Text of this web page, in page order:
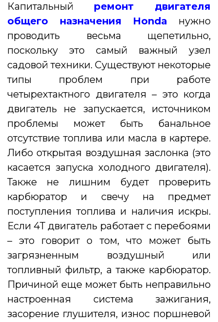
Капитальный ремонт двигателя
общего назначения Honda нужно
проводить весьма щепетильно,
поскольку это самый важный узел
садовой техники. Существуют некоторые
типы проблем при работе
четырехтактного двигателя – это когда
двигатель не запускается, источником
проблемы может быть банальное
отсутствие топлива или масла в картере.
Либо открытая воздушная заслонка (это
касается запуска холодного двигателя).
Также не лишним будет проверить
карбюратор и свечу на предмет
поступления топлива и наличия искры.
Если 4Т двигатель работает с перебоями
– это говорит о том, что может быть
загрязненным воздушный или
топливный фильтр, а также карбюратор.
Причиной еще может быть неправильно
настроенная система зажигания,
засорение глушителя, износ поршневой